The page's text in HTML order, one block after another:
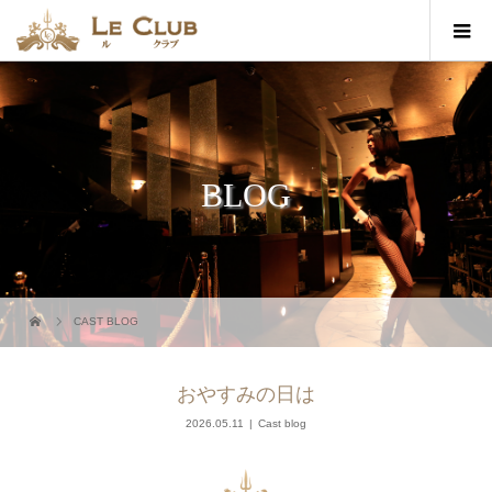
BLOG
CAST BLOG
おやすみの日は
2026.05.11 Cast blog